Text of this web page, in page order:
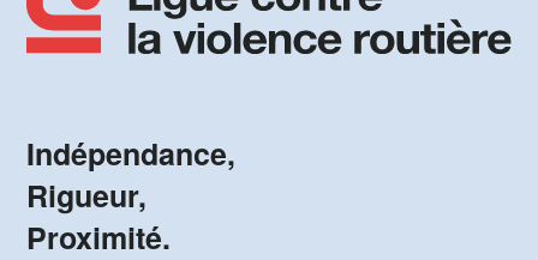
Indépendance,
Rigueur,
Proximité.